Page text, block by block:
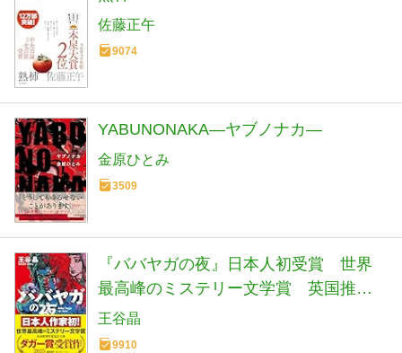
佐藤正午
9074
YABUNONAKA―ヤブノナカ―
金原ひとみ
3509
『ババヤガの夜』日本人初受賞 世界
最高峰のミステリー文学賞 英国推理
作家協会賞(ダガー賞） (河出文庫 お 46-
1)
王谷晶
9910